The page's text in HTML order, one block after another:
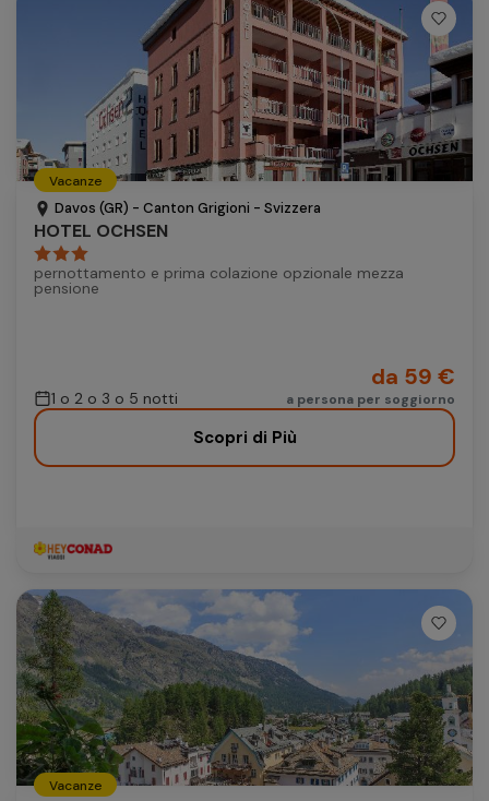
Vacanze
Davos (GR) - Canton Grigioni - Svizzera
HOTEL OCHSEN
pernottamento e prima colazione opzionale mezza
pensione
1 o 2 o 3 o 5 notti
da 59 €
a persona per soggiorno
Scopri di Più
Vacanze